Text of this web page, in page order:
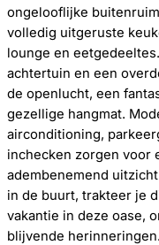
ongelooflijke
volledig uitgeruste
lounge en
achtertuin en een
de openlucht, een
gezellige hangmat.
airconditioning,
inchecken zorgen voor
adembenemend
in de buurt, trakteer je
vakantie in deze oase,
blijvende herinneringen.